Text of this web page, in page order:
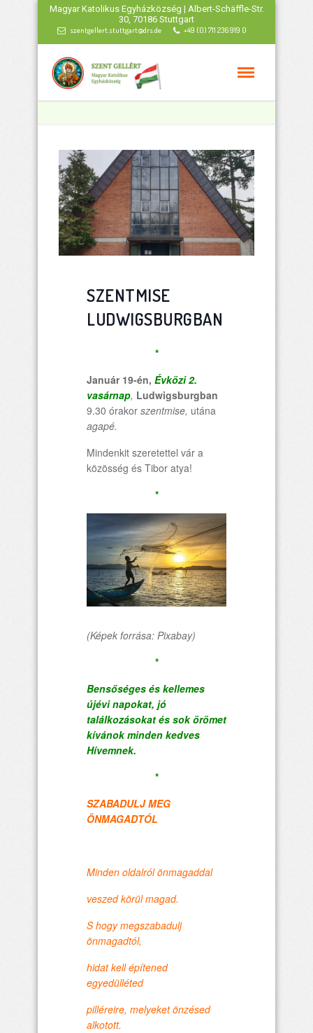
Magyar Katolikus Egyházközség | Albert-Schäffle-Str.
30, 70186 Stuttgart
szentgellert.stuttgart@drs.de +49 (0) 711 236 919 0
SZENTMISE
LUDWIGSBURGBAN
*
Január 19-én, Évközi 2.
vasárnap, Ludwigsburgban
9.30 órakor szentmise, utána
agapé.
Mindenkit szeretettel vár a
közösség és Tibor atya!
*
(Képek forrása: Pixabay)
*
Bensőséges és kellemes
újévi napokat, jó
találkozásokat és sok örömet
kívánok minden kedves
Hívemnek.
*
SZABADULJ MEG
ÖNMAGADTÓL
Minden oldalról önmagaddal
veszed körül magad.
S hogy megszabadulj
önmagadtól,
hidat kell építened
egyedülléted
pilléreire, melyeket önzésed
alkotott.